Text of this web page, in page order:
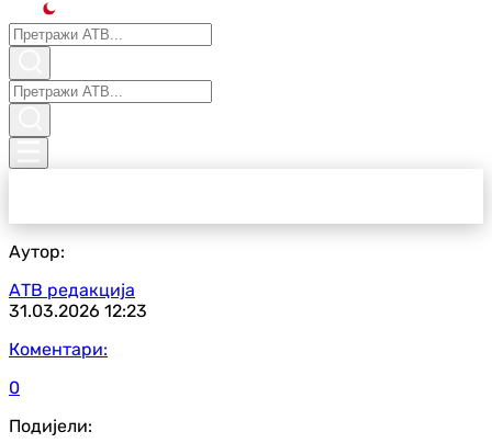
Аутор:
АТВ редакција
31.03.2026 12:23
Коментари:
0
Подијели: